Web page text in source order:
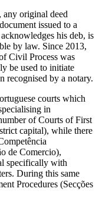
original deed
issued to a
his deb, is
by law. Since 2013,
Civil Process was
be used to initiate
recognised by a notary.
courts which
in
of Courts of First
capital), while there
de Comercio),
specifically with
During this same
Procedures (Secções